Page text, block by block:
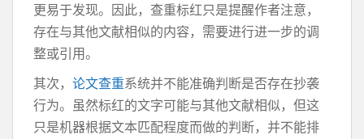
更易于发现。因此，查重标红只是提醒作者注意，
存在与其他文献相似的内容，需要进行进一步的调
整或引用。
其次， 论文查重系统并不能准确判断是否存在抄袭
行为。虽然标红的文字可能与其他文献相似，但这
只是机器根据文本匹配程度而做的判断，并不能排